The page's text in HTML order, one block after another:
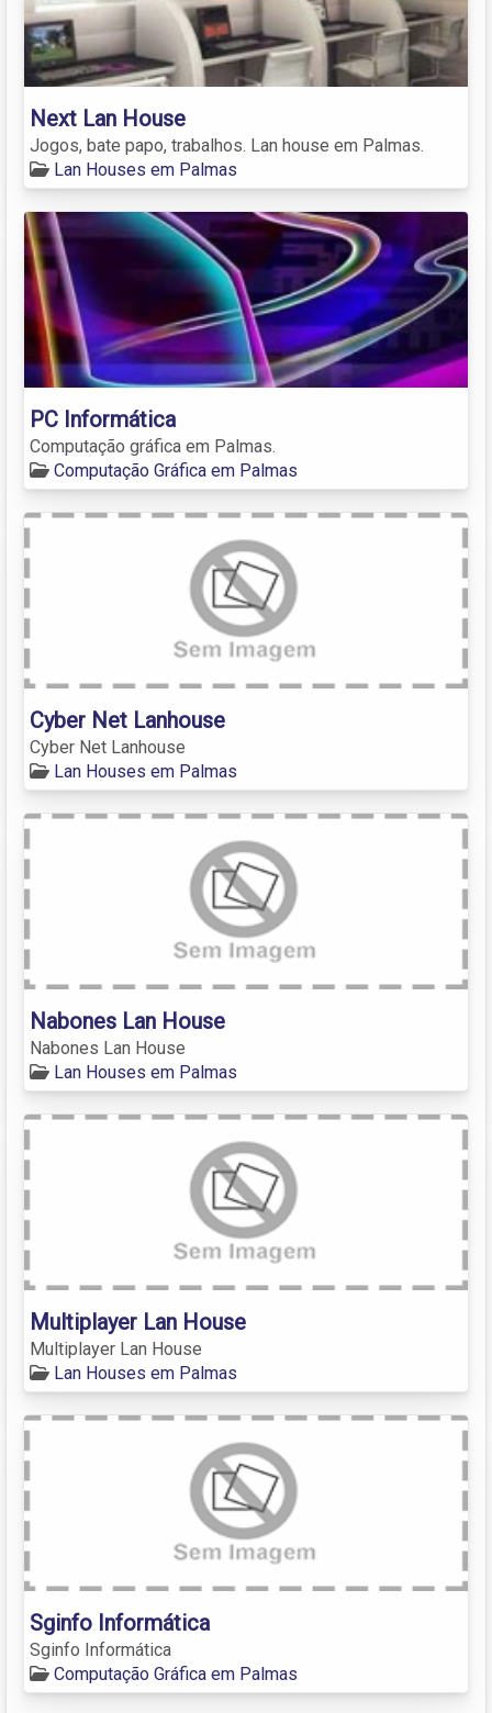
Next Lan House
Jogos, bate papo, trabalhos. Lan house em Palmas.
Lan Houses em Palmas
PC Informática
Computação gráfica em Palmas.
Computação Gráfica em Palmas
Cyber Net Lanhouse
Cyber Net Lanhouse
Lan Houses em Palmas
Nabones Lan House
Nabones Lan House
Lan Houses em Palmas
Multiplayer Lan House
Multiplayer Lan House
Lan Houses em Palmas
Sginfo Informática
Sginfo Informática
Computação Gráfica em Palmas